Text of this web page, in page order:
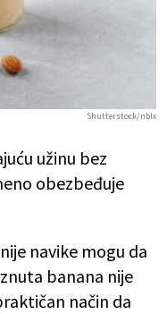
Shutterstock/nblx
užinu bez
obezbeđuje
navike mogu da
banana nije
način da